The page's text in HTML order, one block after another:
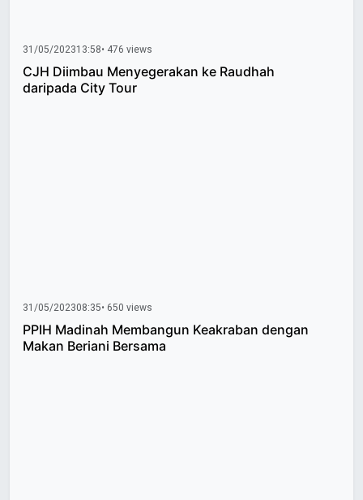
31/05/202313:58• 476 views
CJH Diimbau Menyegerakan ke Raudhah
daripada City Tour
31/05/202308:35• 650 views
PPIH Madinah Membangun Keakraban dengan
Makan Beriani Bersama